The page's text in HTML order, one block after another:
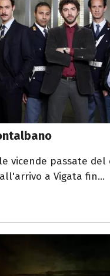
vicende passate del
a Vigata fin...